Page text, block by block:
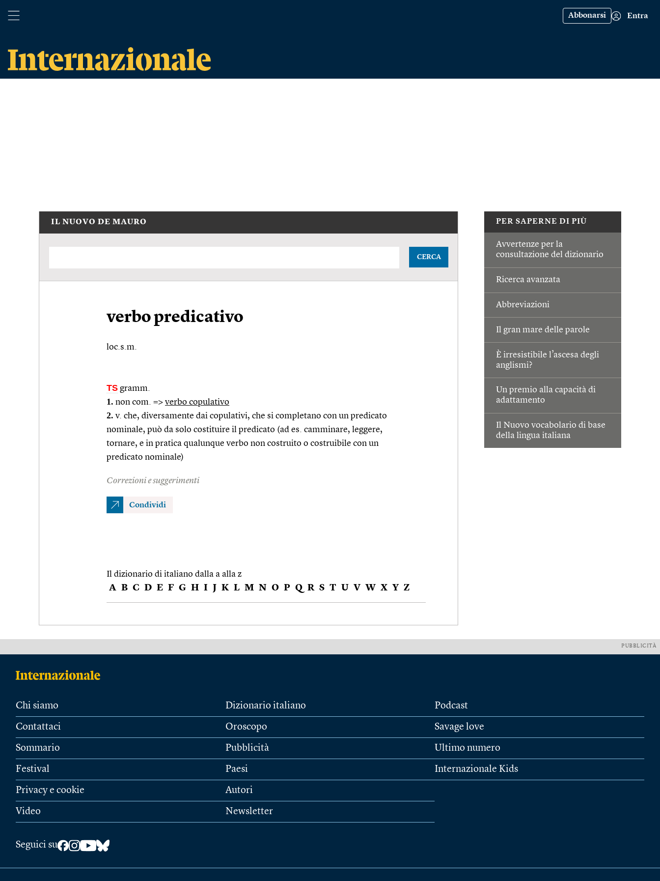
Abbonarsi Entra
PER SAPERNE DI PIÙ
Avvertenze per la
consultazione del dizionario
Ricerca avanzata
Abbreviazioni
Il gran mare delle parole
È irresistibile l’ascesa degli
anglismi?
Un premio alla capacità di
adattamento
Il Nuovo vocabolario di base
della lingua italiana
IL NUOVO DE MAURO
CERCA
verbo predicativo
loc.s.m.
TS gramm.
1. non com. => verbo copulativo
2. v. che, diversamente dai copulativi, che si completano con un predicato
nominale, può da solo costituire il predicato (ad es. camminare, leggere,
tornare, e in pratica qualunque verbo non costruito o costruibile con un
predicato nominale)
Correzioni e suggerimenti
Condividi
Il dizionario di italiano dalla a alla z
A B C D E F G H I J K L M N O P Q R S T U V W X Y Z
PUBBLICITÀ
Chi siamo
Contattaci
Sommario
Festival
Privacy e cookie
Video
Dizionario italiano
Oroscopo
Pubblicità
Paesi
Autori
Newsletter
Podcast
Savage love
Ultimo numero
Internazionale Kids
Seguici su